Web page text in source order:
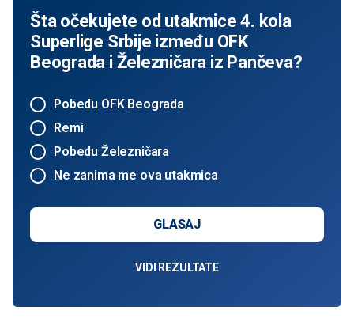
Šta očekujete od utakmice 4. kola
Superlige Srbije između OFK
Beograda i Železničara iz Pančeva?
Pobedu OFK Beograda
Remi
Pobedu Železničara
Ne zanima me ova utakmica
GLASAJ
VIDI REZULTATE